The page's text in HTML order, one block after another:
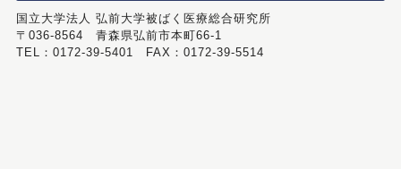
国立大学法人 弘前大学被ばく医療総合研究所
〒036-8564 青森県弘前市本町66-1
TEL：0172-39-5401 FAX：0172-39-5514